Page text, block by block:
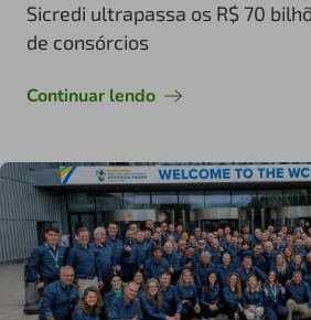
Sicredi ultrapassa os R$ 70
de consórcios
Continuar lendo